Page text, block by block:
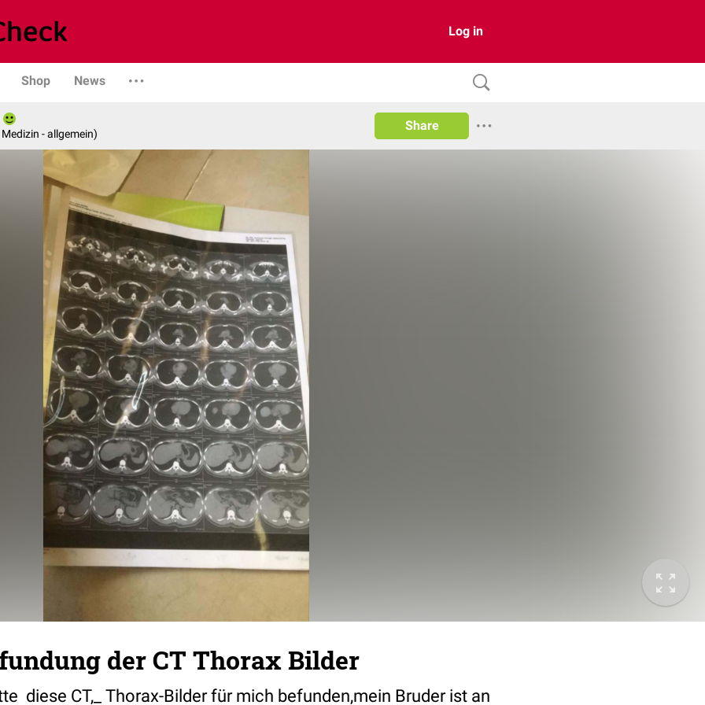
Log in
Shop News
- allgemein)
Share
der CT Thorax Bilder
diese CT,_ Thorax-Bilder für mich befunden,mein Bruder ist an